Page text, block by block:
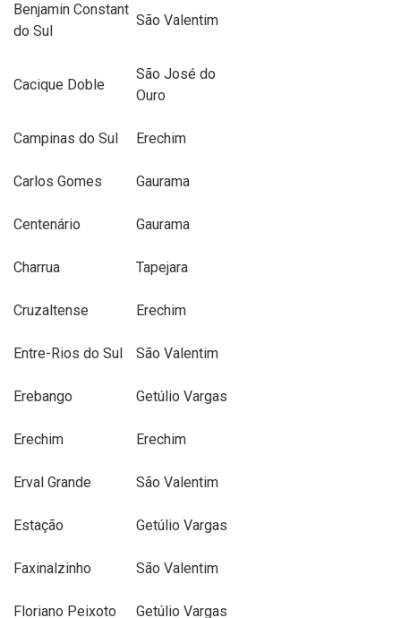
Benjamin Constant
do Sul
São Valentim
Cacique Doble
São José do
Ouro
Campinas do Sul Erechim
Carlos Gomes Gaurama
Centenário Gaurama
Charrua Tapejara
Cruzaltense Erechim
Entre-Rios do Sul São Valentim
Erebango Getúlio Vargas
Erechim Erechim
Erval Grande São Valentim
Estação Getúlio Vargas
Faxinalzinho São Valentim
Floriano Peixoto Getúlio Vargas